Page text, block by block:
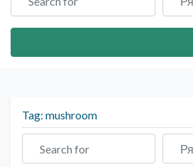
Tag: mushroom
Search for
Рядом